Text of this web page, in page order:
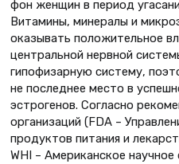
фон женщин в период
Витамины, минералы и
оказывать положительное
центральной нервной
гипофизарную систему,
не последнее место в
эстрогенов. Согласно
организаций (FDA –
продуктов питания и
WHI – Американское